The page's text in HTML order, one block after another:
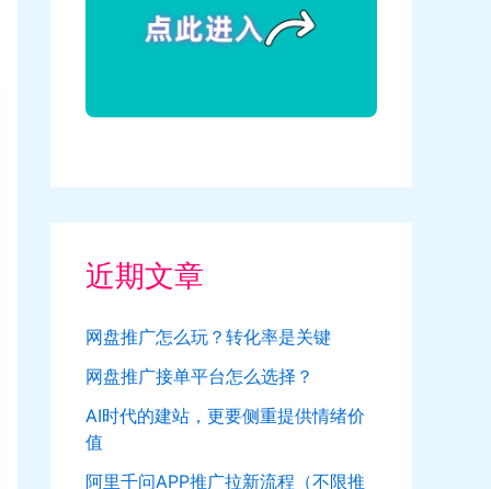
近期文章
网盘推广怎么玩？转化率是关键
网盘推广接单平台怎么选择？
AI时代的建站，更要侧重提供情绪价
值
阿里千问APP推广拉新流程（不限推